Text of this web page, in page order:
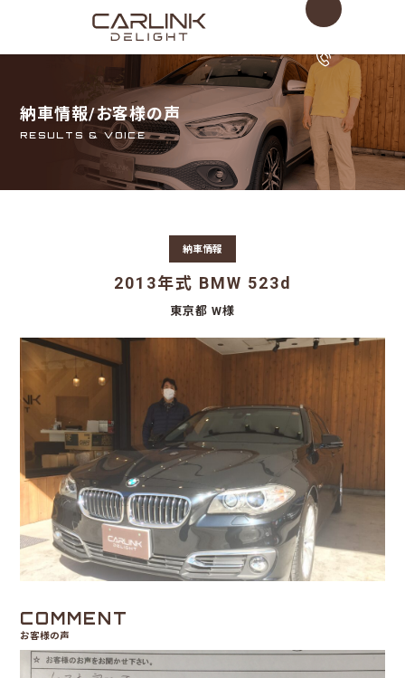
0120-
10:00〜18:00 毎週
納車情報/お客様の声
RESULTS & VOICE
納車情報
2013年式 BMW 523d
東京都 W様
COMMENT
お客様の声